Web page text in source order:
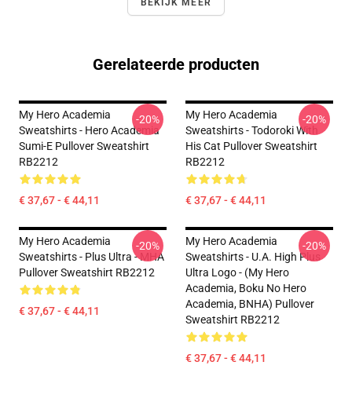
BEKIJK MEER
Gerelateerde producten
My Hero Academia
Sweatshirts - Hero Academia
Sumi-E Pullover Sweatshirt
RB2212
€ 37,67 - € 44,11
-20%
My Hero Academia
Sweatshirts - Todoroki With
His Cat Pullover Sweatshirt
RB2212
€ 37,67 - € 44,11
-20%
My Hero Academia
Sweatshirts - Plus Ultra - MHA
Pullover Sweatshirt RB2212
€ 37,67 - € 44,11
-20%
My Hero Academia
Sweatshirts - U.A. High Plus
Ultra Logo - (My Hero
Academia, Boku No Hero
Academia, BNHA) Pullover
Sweatshirt RB2212
€ 37,67 - € 44,11
-20%